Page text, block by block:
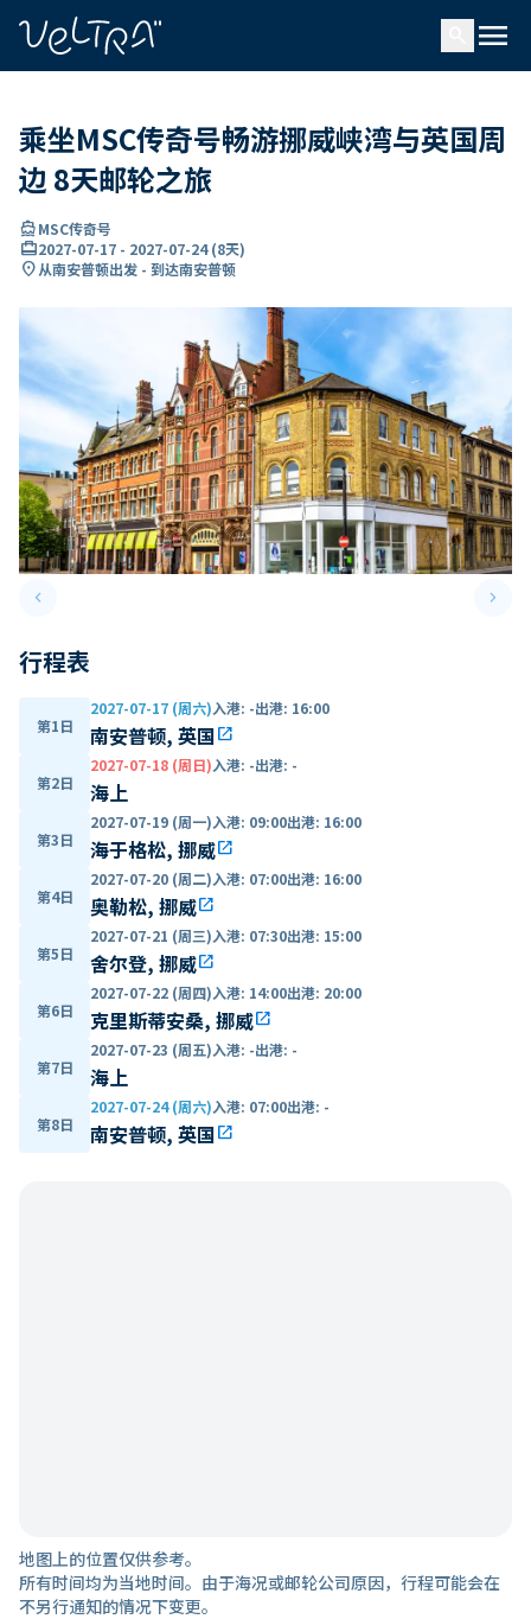
menu
乘坐MSC传奇号畅游挪威峡湾与英国周
边 8天邮轮之旅
directions_boatMSC传奇号
card_travel2027-07-17 - 2027-07-24(8天)
location_on从南安普顿出发 - 到达南安普顿
keyboard_arrow_leftPrevious slide keyboard_arrow_right
行程表
第1日
2027-07-17 (周六)入港: -出港: 16:00
南安普顿, 英国open_in_new
第2日
2027-07-18 (周日)入港: -出港: -
海上
第3日
2027-07-19 (周一)入港: 09:00出港: 16:00
海于格松, 挪威open_in_new
第4日
2027-07-20 (周二)入港: 07:00出港: 16:00
奥勒松, 挪威open_in_new
第5日
2027-07-21 (周三)入港: 07:30出港: 15:00
舍尔登, 挪威open_in_new
第6日
2027-07-22 (周四)入港: 14:00出港: 20:00
克里斯蒂安桑, 挪威open_in_new
第7日
2027-07-23 (周五)入港: -出港: -
海上
第8日
2027-07-24 (周六)入港: 07:00出港: -
南安普顿, 英国open_in_new
地图上的位置仅供参考。
所有时间均为当地时间。由于海况或邮轮公司原因，行程可能会在
不另行通知的情况下变更。